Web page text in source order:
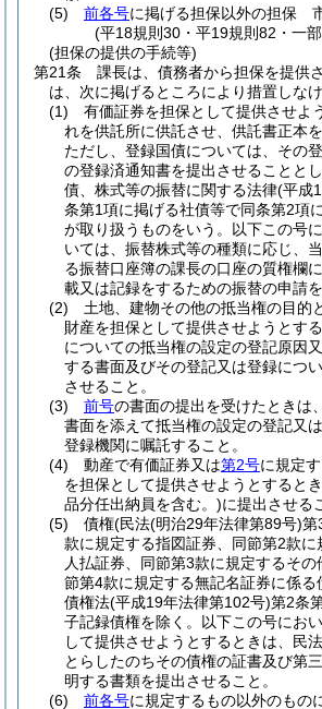
(5)
前各号に掲げる担保以外の担保
(平18規則30・平19規則82・一
(担保の提供の手続等)
第21条
課長は、債務者から担保を提供
は、次に掲げるところにより措置しな
(1)
有価証券を担保として提供させよ
れを供託所に供託させ、供託書正本
ただし、登録国債については、その
の登録済通知書を提出させることと
債、株式等の振替に関する法律(平成
条第1項に掲げる社債等で同条第2項
が取り扱うものをいう。以下この号
いては、振替株式等の種類に応じ、
る振替口座簿の課長の口座の質権欄
載又は記録をするための振替の申請を
(2)
土地、建物その他の抵当権の目的
財産を担保として提供させようとす
についての抵当権の設定の登記原因
する書面及びその登記又は登録につ
させること。
(3)
前号の書面の提出を受けたときは
書面を添えて抵当権の設定の登記又
登録機関に嘱託すること。
(4)
動産で有価証券又は第2号に規定
を担保として提供させようとすると
品分任出納員を含む。)に提出させる
(5)
債権(民法(明治29年法律第89号)第
款に規定する指図証券、同節第2款
人払証券、同節第3款に規定するその
節第4款に規定する無記名証券に係
債権法(平成19年法律第102号)第2条
子記録債権を除く。以下この号にお
して提供させようとするときは、民
とらしたのちその債権の証書及び第
明する書類を提出させること。
(6)
前各号に規定するもの以外のもの